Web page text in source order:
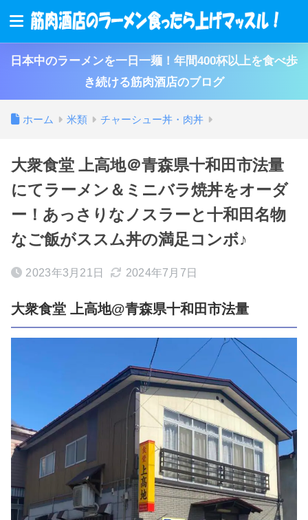
日本中のラーメンを一日一麺！年間400杯以上を食べ歩
き続ける筋肉酒店のブログ
ホーム 米類 チャーシュー丼・肉丼
大衆食堂 上高地＠青森県十和田市法量
にてラーメン＆ミニバラ焼丼をオーダ
ー！あっさりなノスラーと十和田名物
なご飯がススム丼の満足コンボ♪
2023年3月21日 2024年7月7日
大衆食堂 上高地@青森県十和田市法量